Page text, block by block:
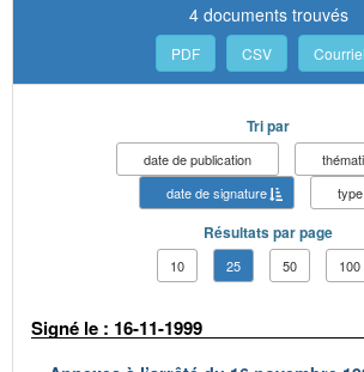
4 documents trouvés
PDF CSV Courriel
Tri par
date de publication
date de signature
type
Résultats par page
10 25 50 100
Signé le : 16-11-1999